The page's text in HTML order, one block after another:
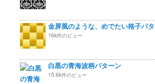
金屏風のような、めでたい格子パ
16k件のビュー
白黒の青海波柄パターン
15.6k件のビュー